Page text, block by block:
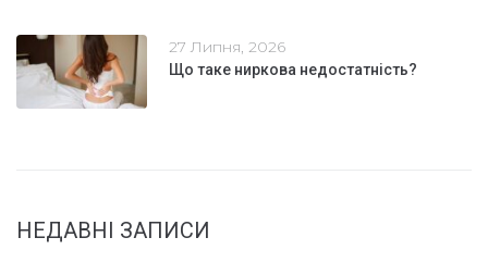
27 Липня, 2026
Що таке ниркова недостатність?
НЕДАВНІ ЗАПИСИ